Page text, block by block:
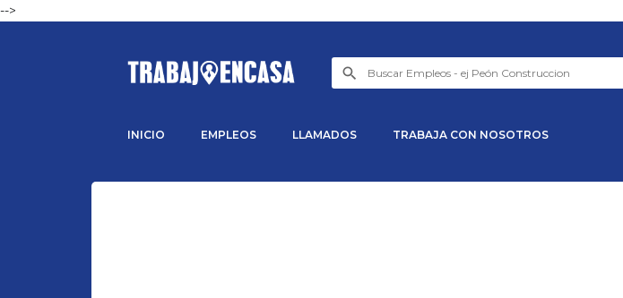
-->
INICIO EMPLEOS LLAMADOS TRABAJA CON NOSOTROS